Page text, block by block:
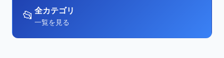
📂 全カテゴリ
一覧を見る